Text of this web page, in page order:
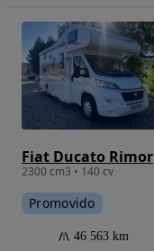
Fiat Ducato Rimor
2300 cm3 • 140 cv
Promovido
46 563 km